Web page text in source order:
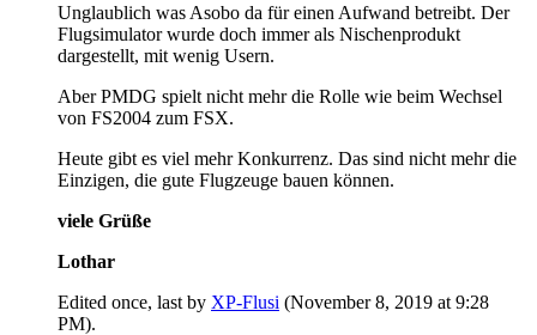
Unglaublich was Asobo da für einen Aufwand betreibt. Der
Flugsimulator wurde doch immer als Nischenprodukt
dargestellt, mit wenig Usern.
Aber PMDG spielt nicht mehr die Rolle wie beim Wechsel
von FS2004 zum FSX.
Heute gibt es viel mehr Konkurrenz. Das sind nicht mehr die
Einzigen, die gute Flugzeuge bauen können.
viele Grüße
Lothar
Edited once, last by XP-Flusi (November 8, 2019 at 9:28
PM).